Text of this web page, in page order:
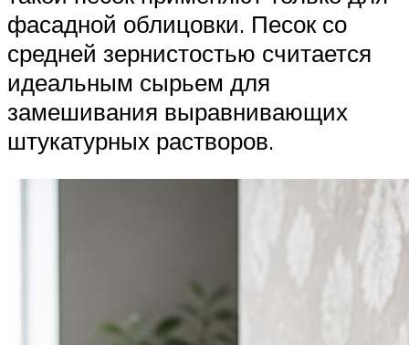
фасадной облицовки. Песок со
средней зернистостью считается
идеальным сырьем для
замешивания выравнивающих
штукатурных растворов.